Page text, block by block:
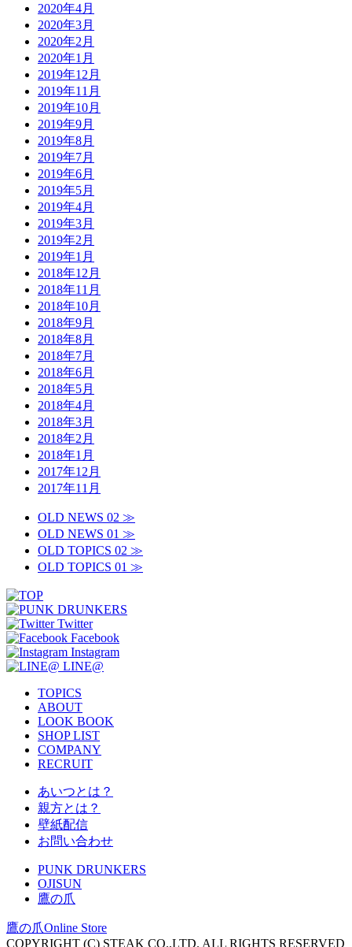
2020年4月
2020年3月
2020年2月
2020年1月
2019年12月
2019年11月
2019年10月
2019年9月
2019年8月
2019年7月
2019年6月
2019年5月
2019年4月
2019年3月
2019年2月
2019年1月
2018年12月
2018年11月
2018年10月
2018年9月
2018年8月
2018年7月
2018年6月
2018年5月
2018年4月
2018年3月
2018年2月
2018年1月
2017年12月
2017年11月
OLD NEWS 02 ≫
OLD NEWS 01 ≫
OLD TOPICS 02 ≫
OLD TOPICS 01 ≫
Twitter
Facebook
Instagram
LINE@
TOPICS
ABOUT
LOOK BOOK
SHOP LIST
COMPANY
RECRUIT
あいつとは？
親方とは？
壁紙配信
お問い合わせ
PUNK DRUNKERS
OJISUN
鷹の爪
鷹の爪Online Store
COPYRIGHT (C) STEAK CO.,LTD. ALL RIGHTS RESERVED